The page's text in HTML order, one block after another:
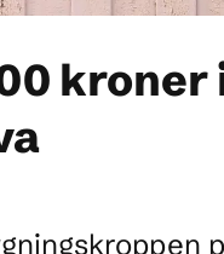
kroner